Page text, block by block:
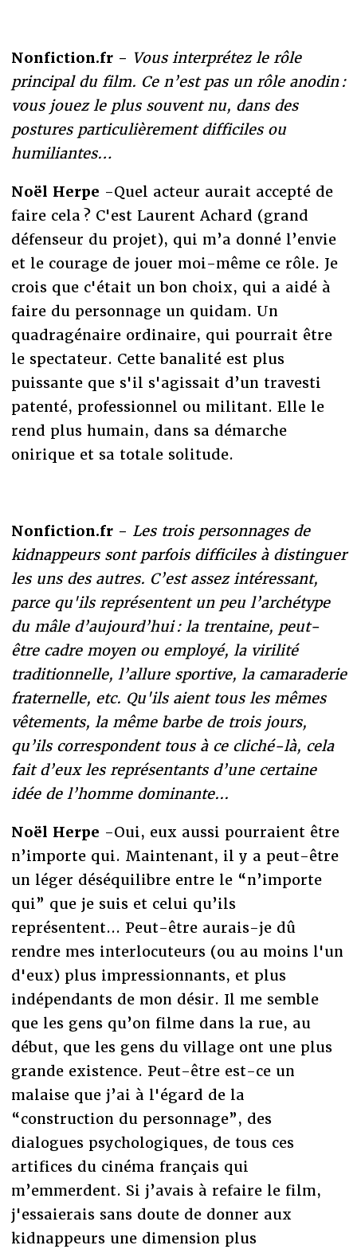
Nonfiction.fr - Vous interprétez le rôle
principal du film. Ce n’est pas un rôle anodin :
vous jouez le plus souvent nu, dans des
postures particulièrement difficiles ou
humiliantes…
Noël Herpe -Quel acteur aurait accepté de
faire cela ? C'est Laurent Achard (grand
défenseur du projet), qui m’a donné l’envie
et le courage de jouer moi-même ce rôle. Je
crois que c'était un bon choix, qui a aidé à
faire du personnage un quidam. Un
quadragénaire ordinaire, qui pourrait être
le spectateur. Cette banalité est plus
puissante que s'il s'agissait d’un travesti
patenté, professionnel ou militant. Elle le
rend plus humain, dans sa démarche
onirique et sa totale solitude.
Nonfiction.fr - Les trois personnages de
kidnappeurs sont parfois difficiles à distinguer
les uns des autres. C’est assez intéressant,
parce qu'ils représentent un peu l’archétype
du mâle d’aujourd’hui : la trentaine, peut-
être cadre moyen ou employé, la virilité
traditionnelle, l’allure sportive, la camaraderie
fraternelle, etc. Qu'ils aient tous les mêmes
vêtements, la même barbe de trois jours,
qu’ils correspondent tous à ce cliché-là, cela
fait d’eux les représentants d’une certaine
idée de l’homme dominante...
Noël Herpe -Oui, eux aussi pourraient être
n’importe qui. Maintenant, il y a peut-être
un léger déséquilibre entre le “n’importe
qui” que je suis et celui qu’ils
représentent... Peut-être aurais-je dû
rendre mes interlocuteurs (ou au moins l'un
d'eux) plus impressionnants, et plus
indépendants de mon désir. Il me semble
que les gens qu’on filme dans la rue, au
début, que les gens du village ont une plus
grande existence. Peut-être est-ce un
malaise que j’ai à l'égard de la
“construction du personnage”, des
dialogues psychologiques, de tous ces
artifices du cinéma français qui
m’emmerdent. Si j’avais à refaire le film,
j'essaierais sans doute de donner aux
kidnappeurs une dimension plus